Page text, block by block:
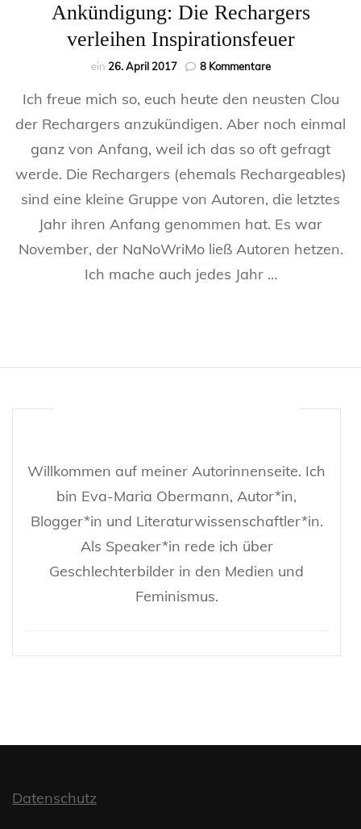
Ankündigung: Die Rechargers
verleihen Inspirationsfeuer
ein 26. April 2017 8 Kommentarezu
Die
verleihen
Inspirationsfeuer
Ich freue mich so, euch heute den neusten Clou
der Rechargers anzukündigen. Aber noch einmal
ganz von Anfang, weil ich das so oft gefragt
werde. Die Rechargers (ehemals Rechargeables)
sind eine kleine Gruppe von Autoren, die letztes
Jahr ihren Anfang genommen hat. Es war
November, der NaNoWriMo ließ Autoren hetzen.
Ich mache auch jedes Jahr …
Willkommen auf meiner Autorinnenseite. Ich
bin Eva-Maria Obermann, Autor*in,
Blogger*in und Literaturwissenschaftler*in.
Als Speaker*in rede ich über
Geschlechterbilder in den Medien und
Feminismus.
Datenschutz